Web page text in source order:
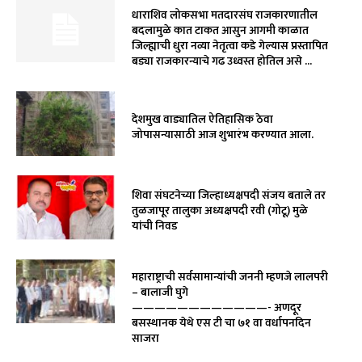
धाराशिव लोकसभा मतदारसंघ राजकारणातील
बदलामुळे कात टाकत आसुन आगमी काळात
जिल्ह्याची धुरा नव्या नेतृत्वा कडे गेल्यास प्रस्तापित
बड्या राजकारन्याचे गढ उध्वस्त होतिल असे ...
देशमुख वाड्यातिल ऐतिहासिक ठेवा
जोपासन्यासाठी आज शुभारंभ करण्यात आला.
शिवा संघटनेच्या जिल्हाध्यक्षपदी संजय बताले तर
तुळजापूर तालुका अध्यक्षपदी रवी (गोटू) मुळे
यांची निवड
महाराष्ट्राची सर्वसामान्यांची जननी म्हणजे लालपरी
– बालाजी घुगे
————————————- अणदूर
बसस्थानक येथे एस टी चा ७१ वा वर्धापनदिन
साजरा